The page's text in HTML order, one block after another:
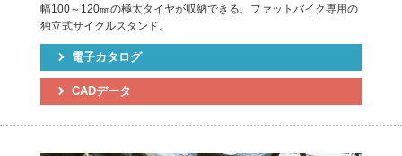
幅100～120㎜の極太タイヤが収納できる、ファットバイク専用の
独立式サイクルスタンド。
電子カタログ
CADデータ